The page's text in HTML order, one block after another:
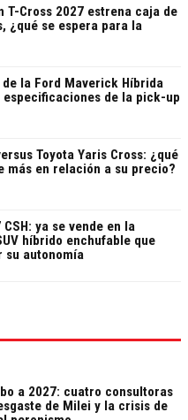
T-Cross 2027 estrena caja de
¿qué se espera para la
la Ford Maverick Híbrida
especificaciones de la pick-up
Toyota Yaris Cross: ¿qué
más en relación a su precio?
ya se vende en la
híbrido enchufable que
su autonomía
a 2027: cuatro consultoras
de Milei y la crisis de